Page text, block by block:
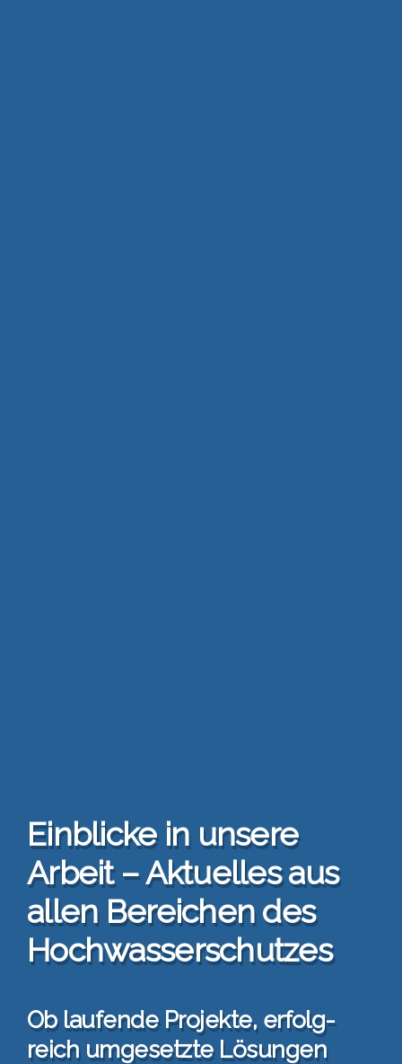
Ein­bli­cke in unse­re
Arbeit – Aktu­el­les aus
allen Berei­chen des
Hoch­was­ser­schut­zes
Ob lau­fen­de Pro­jek­te, erfolg­
reich umge­setz­te Lösun­gen